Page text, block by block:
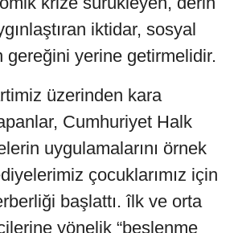
iktidar, sosyal
gereğini yerine getirmelidir.
üzerinden kara
Cumhuriyet Halk
uygulamalarını örnek
çocuklarımız için
başlattı. îlk ve orta
yönelik “beslenme